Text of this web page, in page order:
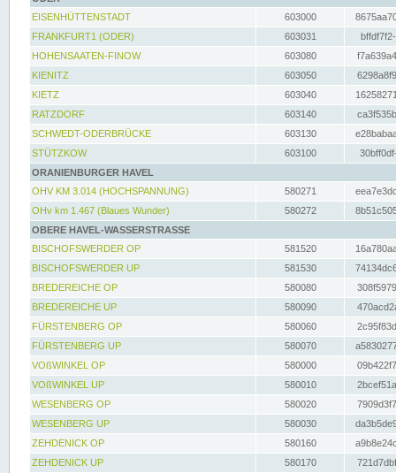
EISENHÜTTENSTADT
603000
FRANKFURT1 (ODER)
603031
HOHENSAATEN-FINOW
603080
KIENITZ
603050
KIETZ
603040
RATZDORF
603140
SCHWEDT-ODERBRÜCKE
603130
STÜTZKOW
603100
ORANIENBURGER HAVEL
OHV KM 3.014 (HOCHSPANNUNG)
580271
OHv km 1.467 (Blaues Wunder)
580272
OBERE HAVEL-WASSERSTRASSE
BISCHOFSWERDER OP
581520
BISCHOFSWERDER UP
581530
BREDEREICHE OP
580080
BREDEREICHE UP
580090
FÜRSTENBERG OP
580060
FÜRSTENBERG UP
580070
VOßWINKEL OP
580000
VOßWINKEL UP
580010
WESENBERG OP
580020
WESENBERG UP
580030
ZEHDENICK OP
580160
ZEHDENICK UP
580170